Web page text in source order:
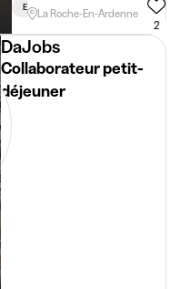
En Semaine
La Roche-En-Ardenne
2
DaJobs
Collaborateur petit-
déjeuner